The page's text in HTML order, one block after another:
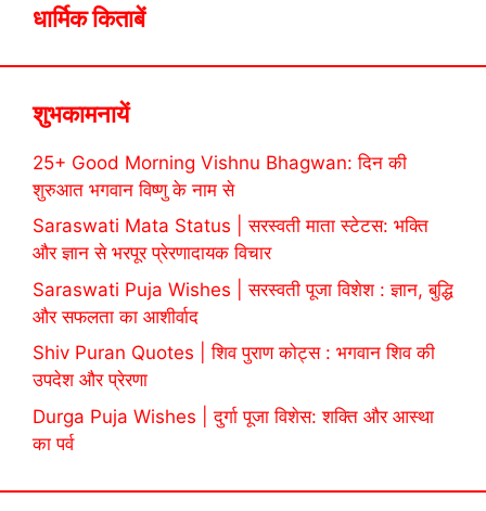
धार्मिक किताबें
शुभकामनायें
25+ Good Morning Vishnu Bhagwan: दिन की
शुरुआत भगवान विष्णु के नाम से
Saraswati Mata Status | सरस्वती माता स्टेटस: भक्ति
और ज्ञान से भरपूर प्रेरणादायक विचार
Saraswati Puja Wishes | सरस्वती पूजा विशेश : ज्ञान, बुद्धि
और सफलता का आशीर्वाद
Shiv Puran Quotes | शिव पुराण कोट्स : भगवान शिव की
उपदेश और प्रेरणा
Durga Puja Wishes | दुर्गा पूजा विशेस: शक्ति और आस्था
का पर्व